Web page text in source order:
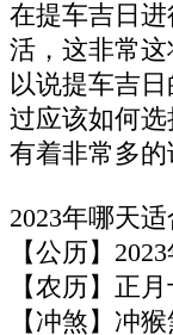
在提车吉日
活，这非常
以说提车吉
过应该如何
有着非常多的
2023年哪天
【公历】
【农历】正
【冲煞】冲